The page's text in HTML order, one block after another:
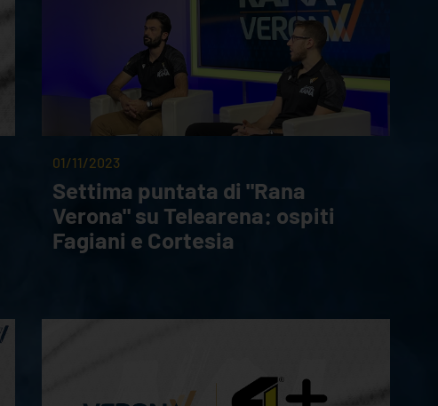
01/11/2023
Settima puntata di "Rana
Verona" su Telearena: ospiti
Fagiani e Cortesia